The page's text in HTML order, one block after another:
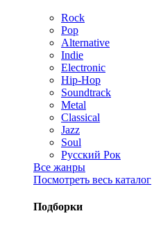
Rock
Pop
Alternative
Indie
Electronic
Hip-Hop
Soundtrack
Metal
Classical
Jazz
Soul
Русский Рок
Все жанры
Посмотреть весь каталог
Подборки